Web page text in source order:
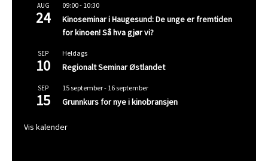
AUG
24
09:00- 10:30
Kinoseminar i Haugesund: De unge er fremtiden
for kinoen! Så hva gjør vi?
SEP
10
Heldags
Regionalt Seminar Østlandet
SEP
15
15 september- 16 september
Grunnkurs for nye i kinobransjen
Vis kalender